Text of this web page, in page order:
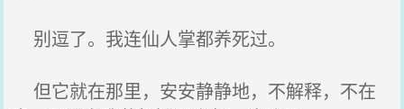
别逗了。我连仙人掌都养死过。
但它就在那里，安安静静地，不解释，不在